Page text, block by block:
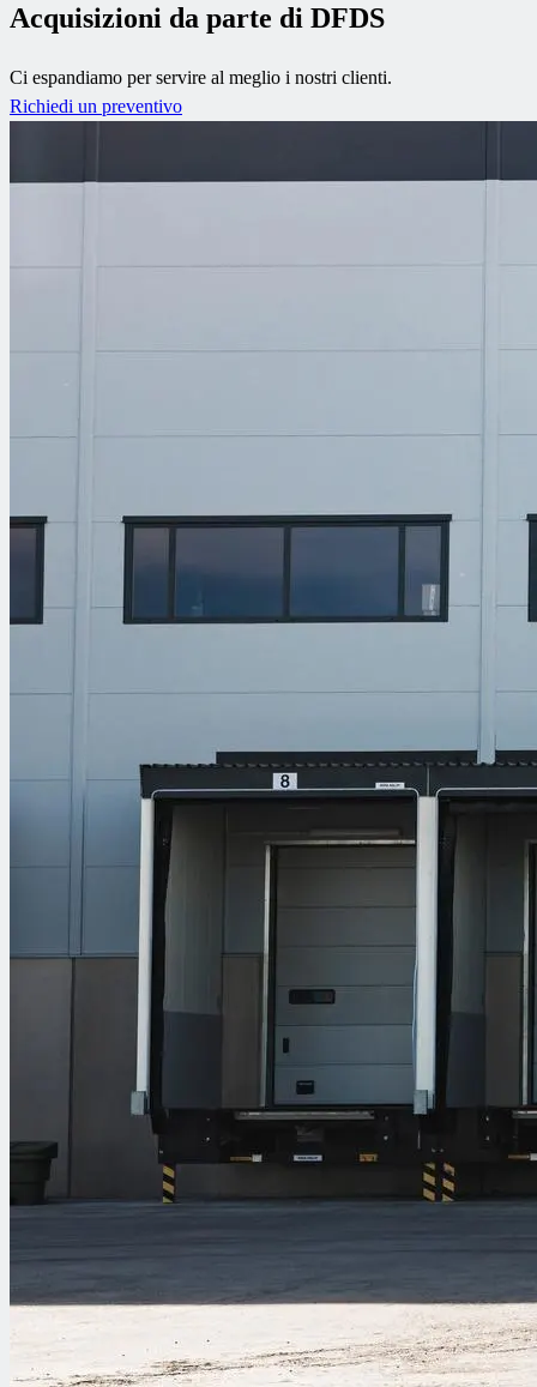
Acquisizioni da parte di DFDS
Ci espandiamo per servire al meglio i nostri clienti.
Richiedi un preventivo